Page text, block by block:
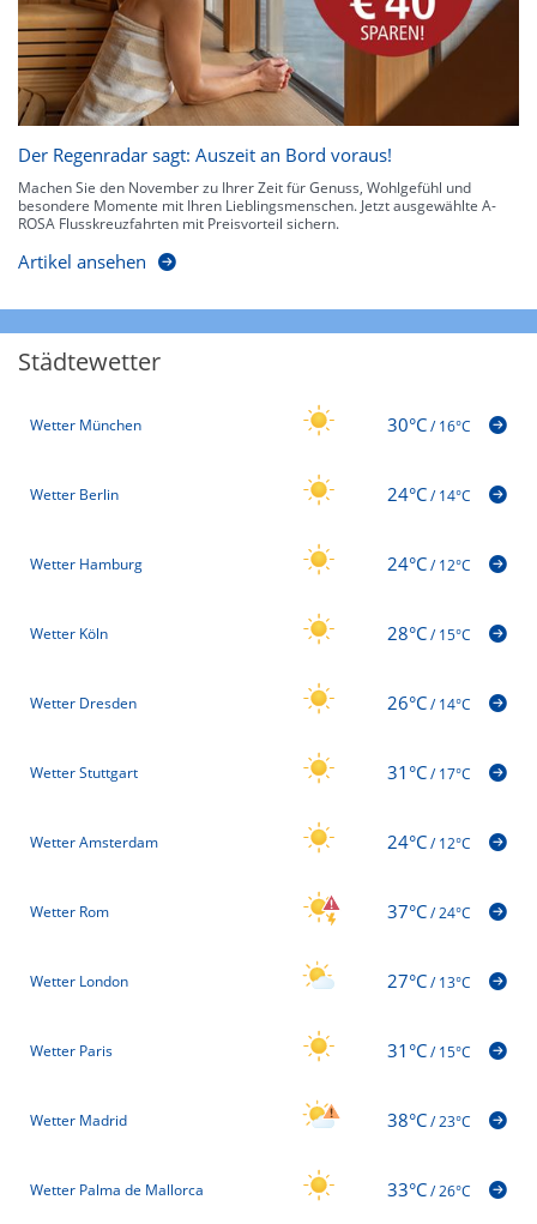
Der Regenradar sagt: Auszeit an Bord voraus!
Machen Sie den November zu Ihrer Zeit für Genuss, Wohlgefühl und
besondere Momente mit Ihren Lieblingsmenschen. Jetzt ausgewählte A-
ROSA Flusskreuzfahrten mit Preisvorteil sichern.
Artikel ansehen
Städtewetter
Wetter München 30°C/16°C
Wetter Berlin 24°C/14°C
Wetter Hamburg 24°C/12°C
Wetter Köln 28°C/15°C
Wetter Dresden 26°C/14°C
Wetter Stuttgart 31°C/17°C
Wetter Amsterdam 24°C/12°C
Wetter Rom 37°C/24°C
Wetter London 27°C/13°C
Wetter Paris 31°C/15°C
Wetter Madrid 38°C/23°C
Wetter Palma de Mallorca 33°C/26°C